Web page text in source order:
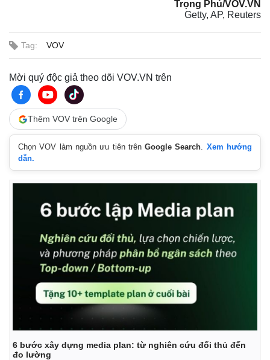
Trọng Phú/VOV.VN
Getty, AP, Reuters
Tag: VOV
Mời quý độc giả theo dõi VOV.VN trên
Thêm VOV trên Google
Chọn VOV làm nguồn ưu tiên trênGoogle Search. Xem hướng
dẫn.
6 bước xây dựng media plan: từ nghiên cứu đối thủ đến
đo lường